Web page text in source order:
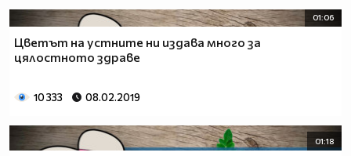
01:06
Цветът на устните ни издава много за
цялостното здраве
10 333 08.02.2019
01:18